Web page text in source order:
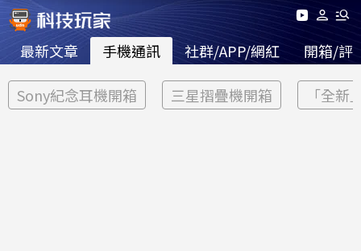
最新文章 手機通訊 社群/APP/網紅 開箱/評
Sony紀念耳機開箱 三星摺疊機開箱 「全新